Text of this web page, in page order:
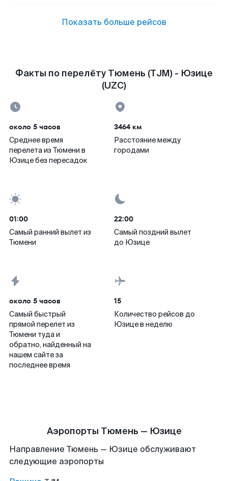
Показать больше рейсов
Факты по перелёту Тюмень (TJM) - Юзице
(UZC)
около 5 часов
Среднее время
перелета из Тюмени в
Юзице без пересадок
3464 км
Расстояние между
городами
01:00
Самый ранний вылет из
Тюмени
22:00
Самый поздний вылет
до Юзице
около 5 часов
Самый быстрый
прямой перелет из
Тюмени туда и
обратно, найденный на
нашем сайте за
последнее время
15
Количество рейсов до
Юзице в неделю
Аэропорты Тюмень — Юзице
Направление Тюмень — Юзице обслуживают
следующие аэропорты